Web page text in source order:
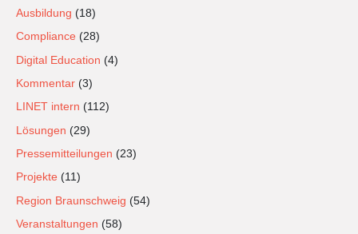
Ausbildung (18)
Compliance (28)
Digital Education (4)
Kommentar (3)
LINET intern (112)
Lösungen (29)
Pressemitteilungen (23)
Projekte (11)
Region Braunschweig (54)
Veranstaltungen (58)